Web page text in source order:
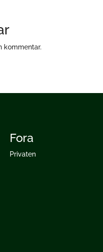
kommentar.
Fora
Privaten